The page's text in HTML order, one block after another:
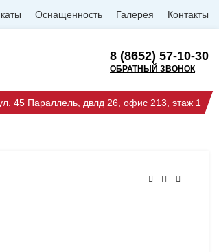
Оснащенность Галерея Контакты
8 (8652) 57-10-30
ОБРАТНЫЙ ЗВОНОК
45 Параллель, двлд 26, офис 213, этаж 1